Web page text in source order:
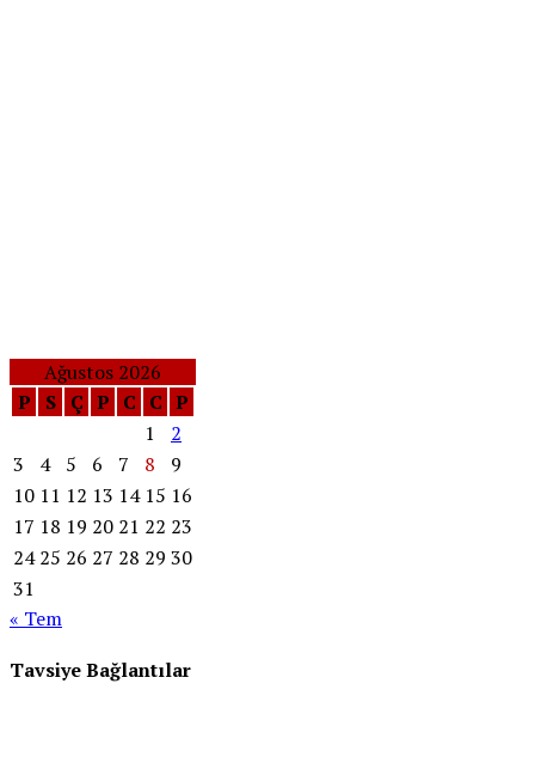
Ağustos 2026
P
S Ç P C C P
1
2
3
4 5 6 7 8
9
10 11 12 13 14 15 16
17 18 19 20 21 22 23
24 25 26 27 28 29 30
31
« Tem
Tavsiye Bağlantılar